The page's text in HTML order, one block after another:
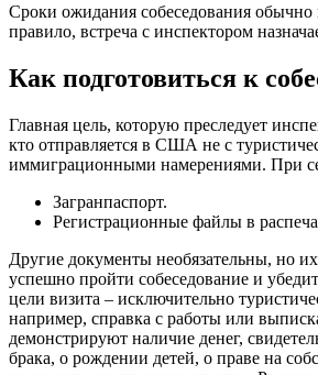
Сроки ожидания собеседования обычно
правило, встреча с инспектором
Как подготовиться к
Главная цель, которую преследует
кто отправляется в США не с
иммиграционными намерениями. При
Загранпаспорт.
Регистрационные файлы в
Другие документы необязательны, но
успешно пройти собеседование и
цели визита – исключительно
например, справка с работы или
демонстрируют наличие денег,
брака, о рождении детей, о праве на